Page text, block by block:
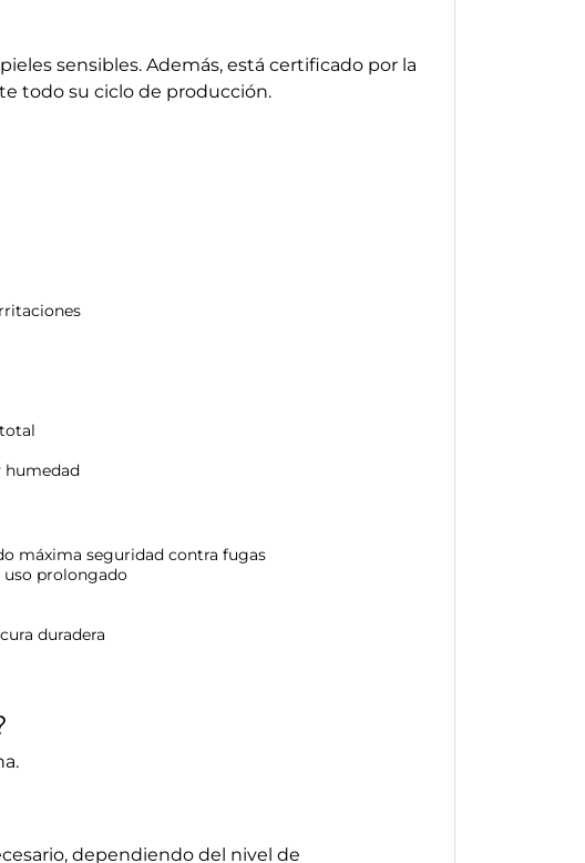
sensibles. Además, está certificado por la
todo su ciclo de producción.
humedad
máxima seguridad contra fugas
uso prolongado
duradera
dependiendo del nivel de